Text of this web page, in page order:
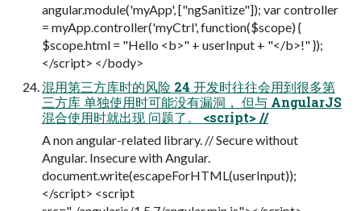
angular.module('myApp', ["ngSanitize"]); var controller
= myApp.controller('myCtrl', function($scope) {
$scope.html = "Hello <b>" + userInput + "</b>!" });
</script> </body>
混用第三方库时的风险 24 开发时往往会用到很多第
三方库 单独使用时可能没有漏洞， 但与 AngularJS
混合使用时就出现 问题了。 <script> //
A non angular-related library. // Secure without
Angular. Insecure with Angular.
document.write(escapeForHTML(userInput));
</script> <script